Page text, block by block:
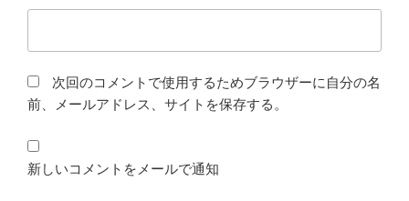
次回のコメントで使用するためブラウザーに自分の名
前、メールアドレス、サイトを保存する。
新しいコメントをメールで通知